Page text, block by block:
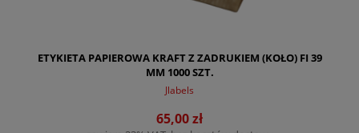
ETYKIETA PAPIEROWA KRAFT Z ZADRUKIEM (KOŁO) FI 39
MM 1000 SZT.
Jlabels
65,00 zł